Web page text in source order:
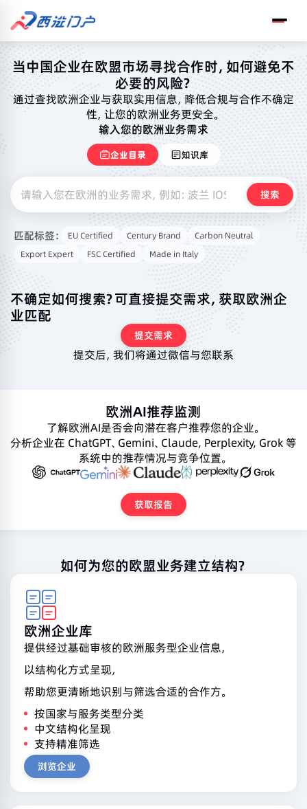
当中国企业在欧盟市场寻找合作时，如何避免不
必要的风险？
通过查找欧洲企业与获取实用信息，降低合规与合作不确定
性，让您的欧洲业务更安全。
输入您的欧洲业务需求
企业目录 知识库
搜索
匹配标签： EU Certified Century Brand
Carbon Neutral
Export Expert
FSC Certified Made in Italy
不确定如何搜索？可直接提交需求，获取欧洲企
业匹配
提交需求
提交后，我们将通过微信与您联系
欧洲AI推荐监测
了解欧洲AI是否会向潜在客户推荐您的企业。
分析企业在 ChatGPT、Gemini、Claude, Perplexity, Grok 等
系统中的推荐情况与竞争位置。
获取报告
如何为您的欧盟业务建立结构？
欧洲企业库
提供经过基础审核的欧洲服务型企业信息，
以结构化方式呈现，
帮助您更清晰地识别与筛选合适的合作方。
按国家与服务类型分类
中文结构化呈现
支持精准筛选
浏览企业